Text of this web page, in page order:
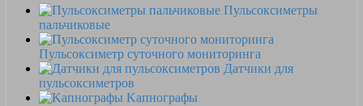
Пульсоксиметры
пальчиковые
Пульсоксиметр суточного мониторинга
Датчики для
пульсоксиметров
Kапнографы